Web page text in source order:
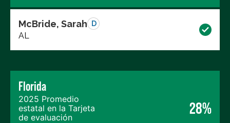
McBride, Sarah D
AL
Florida
2025 Promedio
estatal en la Tarjeta
de evaluación
28%